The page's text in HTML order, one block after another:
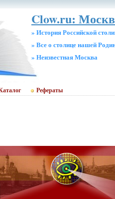
Clow.ru:
» История Российской
» Все о столице нашей
» Неизвестная Москва
Рефераты